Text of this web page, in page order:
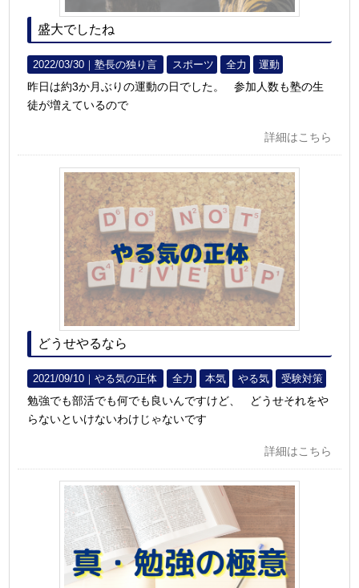
盛大でしたね
2022/03/30｜塾長の独り言 スポーツ 全力 運動
昨日は約3か月ぶりの運動の日でした。 参加人数も塾の生
徒が増えているので
詳細はこちら
どうせやるなら
2021/09/10｜やる気の正体 全力 本気 やる気 受験対策
勉強でも部活でも何でも良いんですけど、 どうせそれをや
らないといけないわけじゃないです
詳細はこちら